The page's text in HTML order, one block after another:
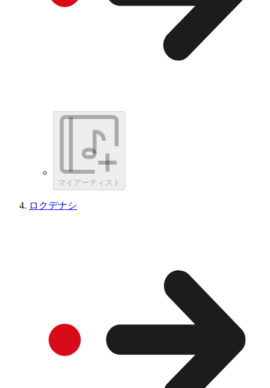
マイアーティスト
ロクデナシ